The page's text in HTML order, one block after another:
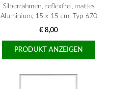
Silberrahmen, reflexfrei, mattes
Aluminium, 15 x 15 cm, Typ 670
€ 8,00
PRODUKT ANZEIGEN